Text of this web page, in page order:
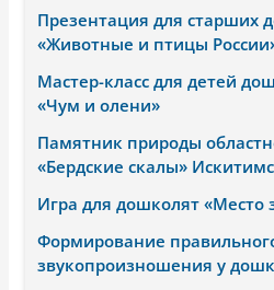
Презентация для старших
«Животные и птицы
Мастер-класс для детей
«Чум и олени»
Памятник природы
«Бердские скалы»
Игра для дошколят «Место
Формирование
звукопроизношения у